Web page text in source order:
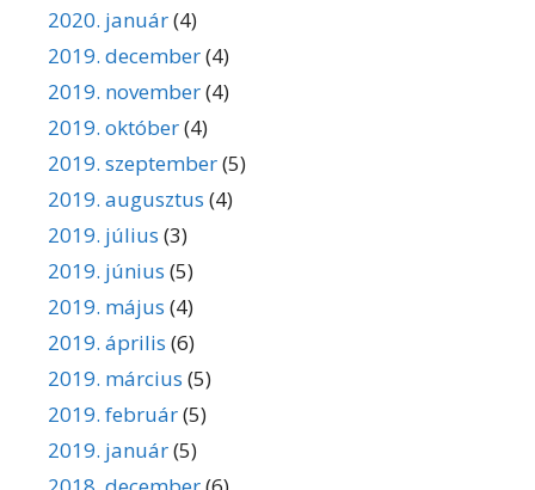
2020. január(4)
2019. december(4)
2019. november(4)
2019. október(4)
2019. szeptember(5)
2019. augusztus (4)
2019. július (3)
2019. június (5)
2019. május (4)
2019. április (6)
2019. március (5)
2019. február(5)
2019. január(5)